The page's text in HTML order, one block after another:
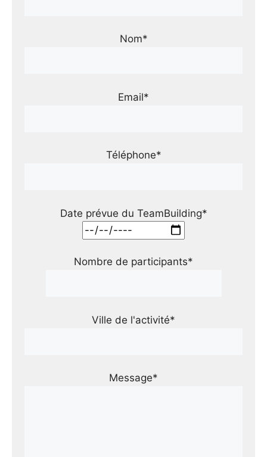
Nom*
Email*
Téléphone*
Date prévue du TeamBuilding*
Nombre de participants*
Ville de l'activité*
Message*